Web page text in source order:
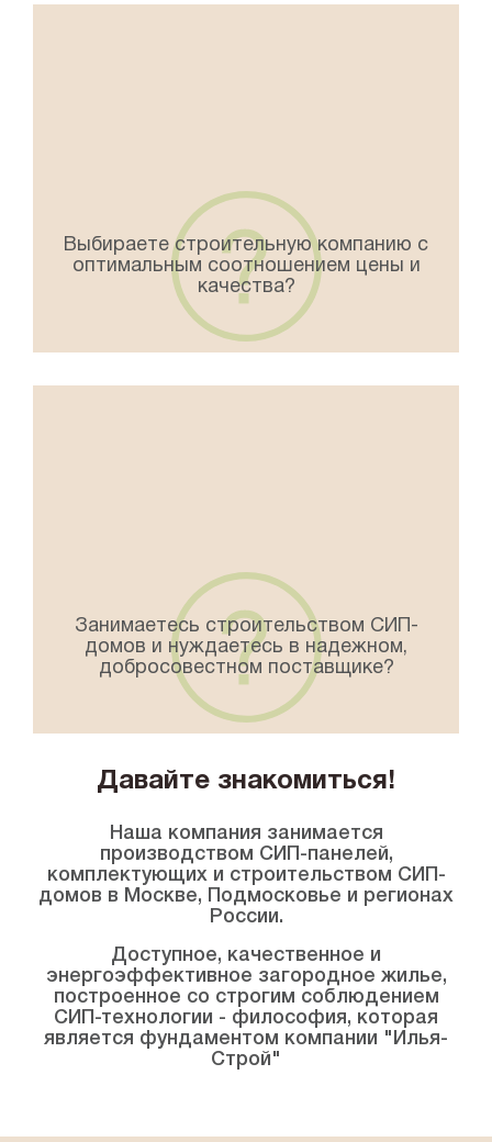
Выбираете строительную компанию с
оптимальным соотношением цены и
качества?
Занимаетесь строительством СИП-
домов и нуждаетесь в надежном,
добросовестном поставщике?
Давайте знакомиться!
Наша компания занимается
производством СИП-панелей,
комплектующих и строительством СИП-
домов в Москве, Подмосковье и регионах
России.
Доступное, качественное и
энергоэффективное загородное жилье,
построенное со строгим соблюдением
СИП-технологии - философия, которая
является фундаментом компании "Илья-
Строй"